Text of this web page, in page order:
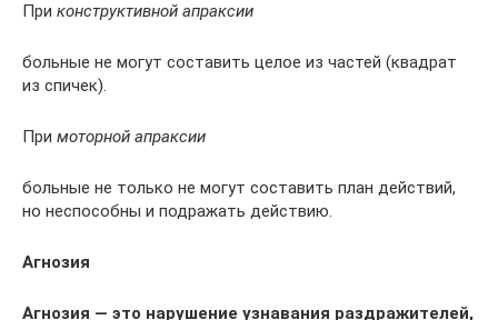
При конструктивной апраксии
больные не могут составить целое из частей (квадрат
из спичек).
При моторной апраксии
больные не только не могут составить план действий,
но неспособны и подражать действию.
Агнозия
Агнозия — это нарушение узнавания раздражителей,